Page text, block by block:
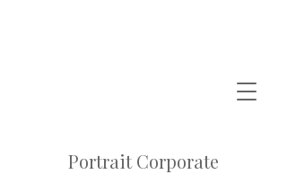
Portrait Corporate